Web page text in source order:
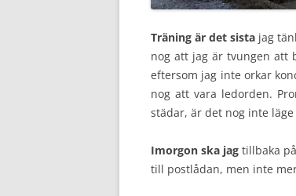
Träning är det sista jag
nog att jag är tvungen att
eftersom jag inte orkar
nog att vara ledorden.
städar, är det nog inte
Imorgon ska jag tillbaka
till postlådan, men inte